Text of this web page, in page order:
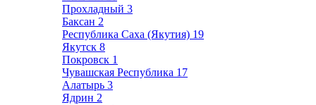
Прохладный 3
Баксан 2
Республика Саха (Якутия) 19
Якутск 8
Покровск 1
Чувашская Республика 17
Алатырь 3
Ядрин 2